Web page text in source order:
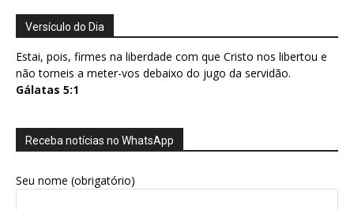
Versículo do Dia
Estai, pois, firmes na liberdade com que Cristo nos libertou e
não torneis a meter-vos debaixo do jugo da servidão.
Gálatas 5:1
Receba notícias no WhatsApp
Seu nome (obrigatório)